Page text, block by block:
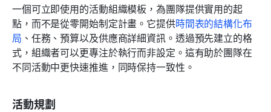
一個可立即使用的活動組織模板，為團隊提供實用的起
點，而不是從零開始制定計畫。它提供時間表的結構化布
局 、任務、預算以及供應商詳細資訊。透過預先建立的格
式，組織者可以更專注於執行而非設定。這有助於團隊在
不同活動中更快速推進，同時保持一致性。
活動規劃